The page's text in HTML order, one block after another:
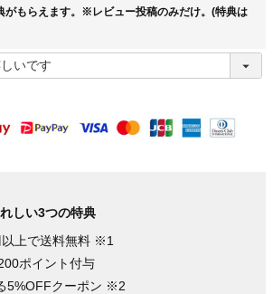
がもらえます。※レビュー投稿のみだけ。(特典は
しい3つの特典
上で送料無料 ※1
ポイント付与
5%OFFクーポン ※2